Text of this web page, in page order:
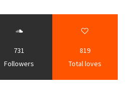
731
Followers
819
Total loves